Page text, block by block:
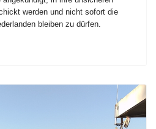
werden und nicht sofort die
bleiben zu dürfen.